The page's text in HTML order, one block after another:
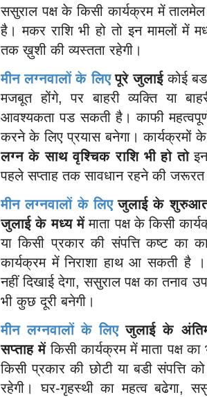
ससुराल पक्ष के किसी कार्यक्रम में
है।मकर राशि भी हो तो इन मामलों
तक ख़ुशी की व्यस्तता रहेगी।
मीन लग्नवालों के लिएपूरे जुलाईकोई
मजबूत होंगे, पर बाहरी व्यक्ति या
आवश्यकता पड सकती है। काफी
करने के लिए प्रयास बनेगा। कार्यक्रमों
लग्न के साथवृश्चिक राशि भी हो तो
पहले सप्ताह तक सावधान रहने की
मीन लग्नवालों के लिएजुलाई के शुरुआत
जुलाई के मध्य मेंमाता पक्ष के किसी
या किसी प्रकार की संपत्ति कष्ट का
कार्यक्रम में निराशा हाथ आ सकती है
नहीं दिखाई देगा, ससुराल पक्ष का तनाव
भी कुछ दूरी बनेगी।
मीन लग्नवालों के लिएजुलाई के
सप्ताह मेंकिसी कार्यक्रम में माता पक्ष
किसी प्रकार की छोटी या बडी संपत्ति
रहेगी। घर-गृहस्थी का महत्व बढेगा,